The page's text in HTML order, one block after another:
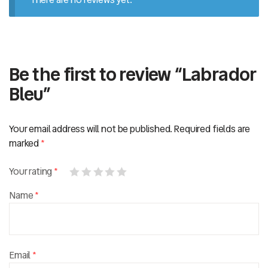
Be the first to review “Labrador
Bleu”
Your email address will not be published.Required fields are
marked*
Your rating *
Name*
Email*